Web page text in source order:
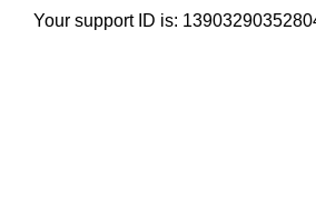
Your support ID is: